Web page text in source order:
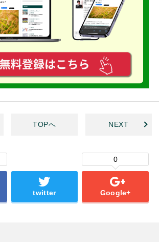
TOPへ NEXT
twitter
0
Google+